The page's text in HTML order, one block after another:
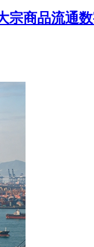
商品流通